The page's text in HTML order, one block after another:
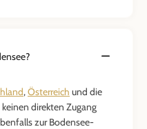
,Österreich und die
direkten Zugang
zur Bodensee-